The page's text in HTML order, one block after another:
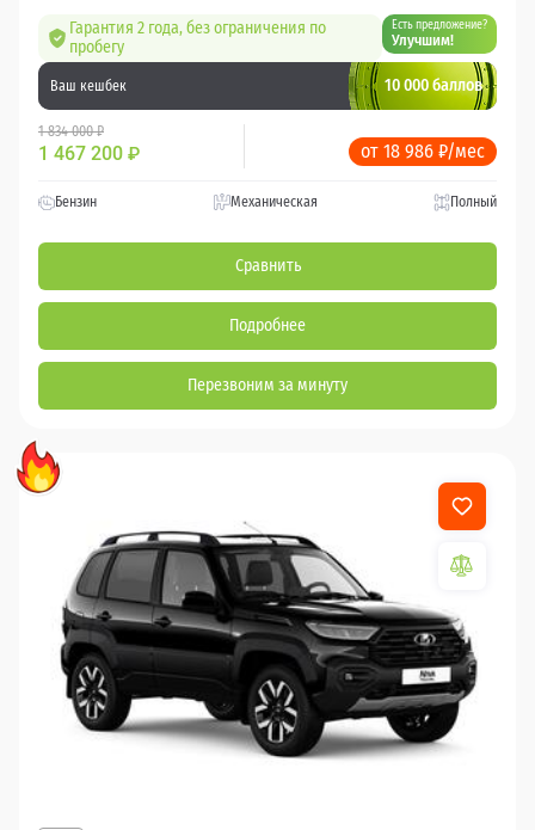
Гарантия 2 года, без ограничения по
пробегу
Есть предложение?
Улучшим!
Ваш кешбек 10 000 баллов
1 834 000 ₽
1 467 200 ₽ от 18 986 ₽/мес
Бензин Механическая Полный
Сравнить
Подробнее
Перезвоним за минуту